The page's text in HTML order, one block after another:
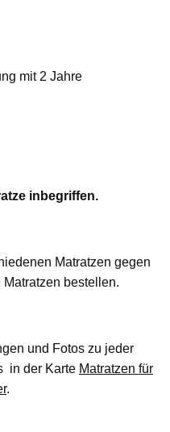
mit 2 Jahre
inbegriffen.
Matratzen gegen
bestellen.
und Fotos zu jeder
in der Karte Matratzen für
.